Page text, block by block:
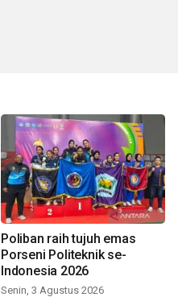
Poliban raih tujuh emas
Porseni Politeknik se-
Indonesia 2026
Senin, 3 Agustus 2026